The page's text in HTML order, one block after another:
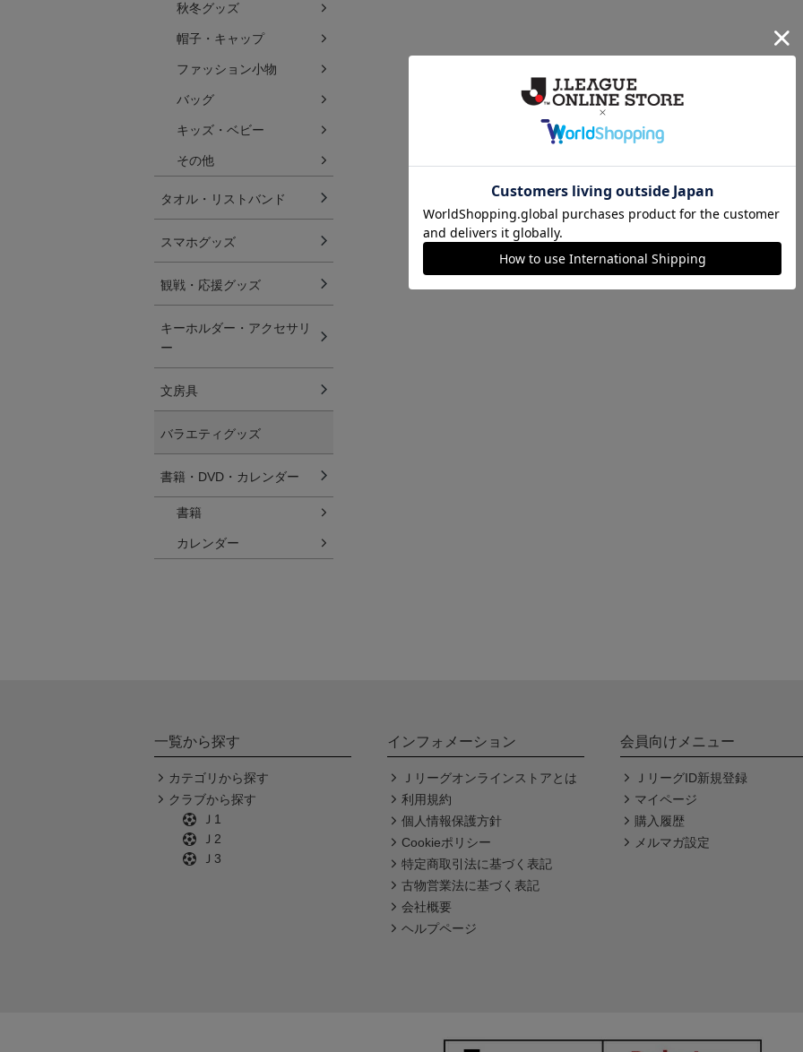
秋冬グッズ
帽子・キャップ
ファッション小物
バッグ
キッズ・ベビー
その他
タオル・リストバンド
スマホグッズ
観戦・応援グッズ
キーホルダー・アクセサリ
ー
文房具
バラエティグッズ
書籍・DVD・カレンダー
書籍
カレンダー
一覧から探す
カテゴリから探す
クラブから探す
Ｊ1
Ｊ2
Ｊ3
インフォメーション
Ｊリーグオンラインストアとは
利用規約
個人情報保護方針
Cookieポリシー
特定商取引法に基づく表記
古物営業法に基づく表記
会社概要
ヘルプページ
会員向けメニュー
ＪリーグID新規登録
マイページ
購入履歴
メルマガ設定